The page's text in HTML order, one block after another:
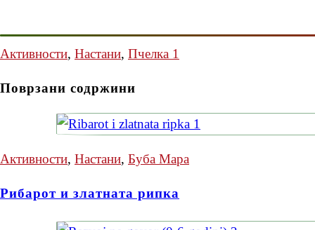
Активности, Настани, Пчелка 1
Поврзани содржини
Активности, Настани, Буба Мара
Рибарот и златната рипка